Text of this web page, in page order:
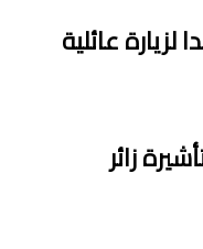
عائلية
زائر